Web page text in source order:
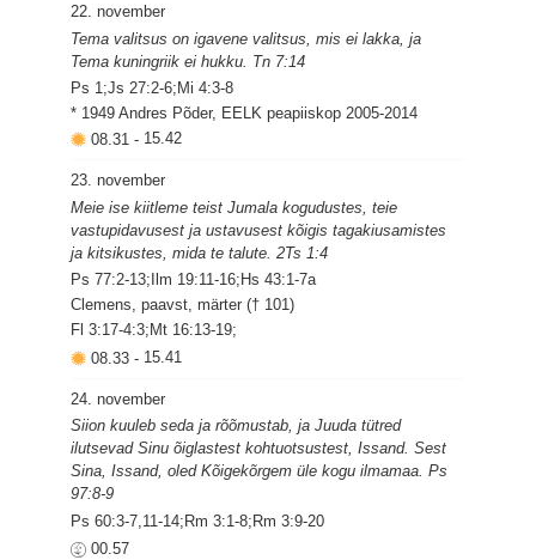
22. november
Tema valitsus on igavene valitsus, mis ei lakka, ja
Tema kuningriik ei hukku. Tn 7:14
Ps 1;Js 27:2-6;Mi 4:3-8
* 1949 Andres Põder, EELK peapiiskop 2005-2014
08.31- 15.42
23. november
Meie ise kiitleme teist Jumala kogudustes, teie
vastupidavusest ja ustavusest kõigis tagakiusamistes
ja kitsikustes, mida te talute. 2Ts 1:4
Ps 77:2-13;Ilm 19:11-16;Hs 43:1-7a
Clemens, paavst, märter († 101)
Fl 3:17-4:3;Mt 16:13-19;
08.33- 15.41
24. november
Siion kuuleb seda ja rõõmustab, ja Juuda tütred
ilutsevad Sinu õiglastest kohtuotsustest, Issand. Sest
Sina, Issand, oled Kõigekõrgem üle kogu ilmamaa. Ps
97:8-9
Ps 60:3-7,11-14;Rm 3:1-8;Rm 3:9-20
00.57